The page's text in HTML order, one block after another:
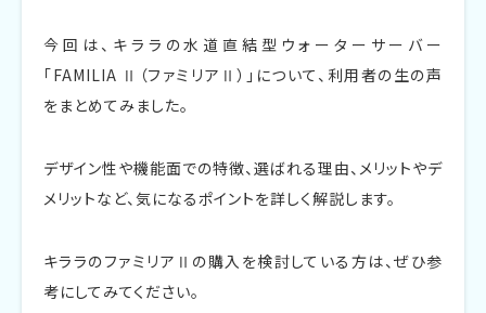
今回は、キララの水道直結型ウォーターサーバー
「FAMILIA Ⅱ（ファミリアⅡ）」について、利用者の生の声
をまとめてみました。
デザイン性や機能面での特徴、選ばれる理由、メリットやデ
メリットなど、気になるポイントを詳しく解説します。
キララのファミリアⅡの購入を検討している方は、ぜひ参
考にしてみてください。